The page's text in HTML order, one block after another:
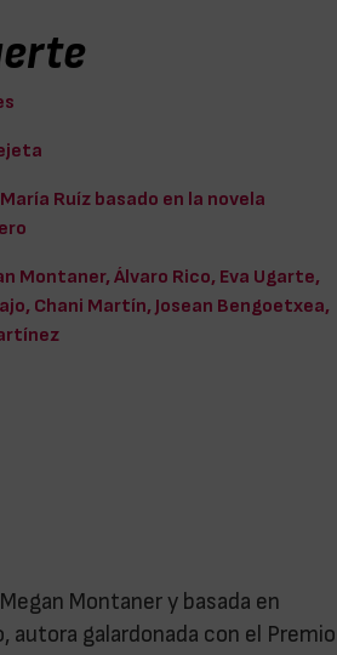
Ruíz basado en la novela
Montaner, Álvaro Rico, Eva Ugarte,
Chani Martín, Josean Bengoetxea,
Montaner y basada en
autora galardonada con el Premio